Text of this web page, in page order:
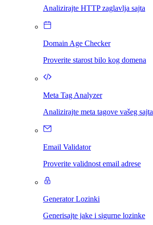
Analizirajte HTTP zaglavlja sajta
Domain Age Checker
Proverite starost bilo kog domena
Meta Tag Analyzer
Analizirajte meta tagove vašeg sajta
Email Validator
Proverite validnost email adrese
Generator Lozinki
Generisajte jake i sigurne lozinke